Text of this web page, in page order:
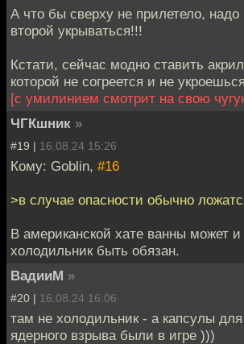
А что бы сверху не прилетело,
второй укрываться!!!
Кстати, сейчас модно ставить
которой не согреется и не
[с умилинием смотрит на свою
ЧГКшник »
#19 | 16.08.24 15:26
Кому: Goblin, #16
>в случае опасности обычно
В американской хате ванны может
холодильник быть обязан.
ВадииМ »
#20 | 16.08.24 16:06
там не холодильник - а капсулы
ядерного взрыва были в игре )))